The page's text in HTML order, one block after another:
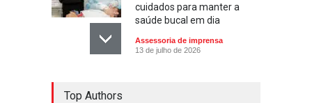
cuidados para manter a
saúde bucal em dia
Assessoria de imprensa
13 de julho de 2026
Top Authors